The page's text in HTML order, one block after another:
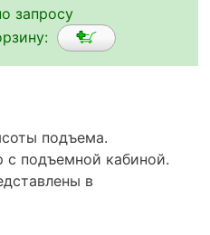
запросу
подъема.
с подъемной кабиной.
в